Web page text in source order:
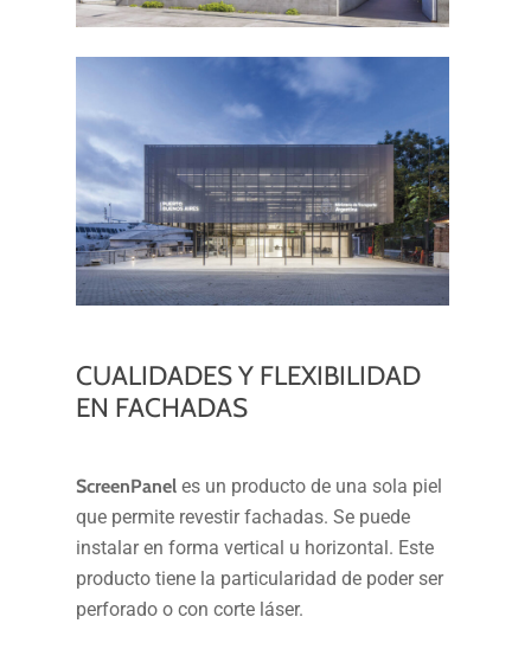
CUALIDADESY FLEXIBILIDAD
EN FACHADAS
ScreenPanel es un producto de una sola piel
que permite revestir fachadas. Se puede
instalar en forma vertical u horizontal. Este
producto tiene la particularidad de poder ser
perforado o con corte láser.